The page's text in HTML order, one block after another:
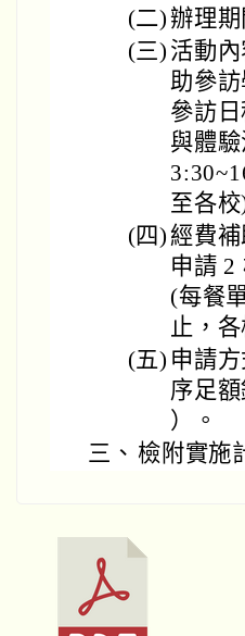
(二)辦理
(三) 活動
助參
參訪
與體
至各校
(四) 經費
申請 2
(每餐
止，
(五) 申請
序足
）。
三、 檢附實施